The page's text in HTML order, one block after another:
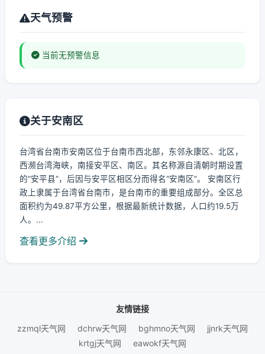
天气预警
当前无预警信息
关于安南区
台湾省台南市安南区位于台南市西北部，东邻永康区、北区，
西濒台湾海峡，南接安平区、南区。其名称源自清朝时期设置
的“安平县”，后因与安平区相区分而得名“安南区”。 安南区行
政上隶属于台湾省台南市，是台南市的重要组成部分。全区总
面积约为49.87平方公里，根据最新统计数据，人口约19.5万
人。...
查看更多介绍
友情链接
zzmql天气网
dchrw天气网 bghmno天气网
jjnrk天气网
krtgj天气网
eawokf天气网